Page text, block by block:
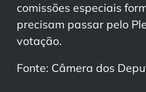
comissões especiais
precisam passar pelo
votação.
Fonte: Câmera dos